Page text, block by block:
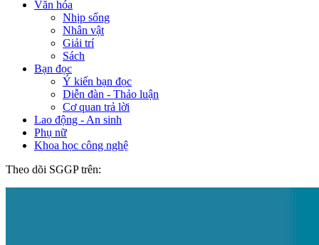
Văn hóa
Nhịp sống
Nhân vật
Giải trí
Sách
Bạn đọc
Ý kiến bạn đọc
Diễn đàn - Thảo luận
Cơ quan trả lời
Lao động - An sinh
Phụ nữ
Khoa học công nghệ
Theo dõi SGGP trên: